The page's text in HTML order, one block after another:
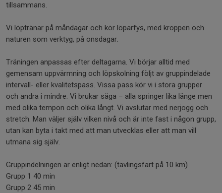
tillsammans.
Vi löptränar på måndagar och kör löparfys, med kroppen och
naturen som verktyg, på onsdagar.
Träningen anpassas efter deltagarna. Vi börjar alltid med
gemensam uppvärmning och löpskolning följt av gruppindelade
intervall- eller kvalitetspass. Vissa pass kör vi i stora grupper
och andra i mindre. Vi brukar säga – alla springer lika länge men
med olika tempon och olika långt. Vi avslutar med nerjogg och
stretch. Man väljer själv vilken nivå och är inte fast i någon grupp,
utan kan byta i takt med att man utvecklas eller att man vill
utmana sig själv.
Gruppindelningen är enligt nedan: (tävlingsfart på 10 km)
Grupp 1 40 min
Grupp 2 45 min